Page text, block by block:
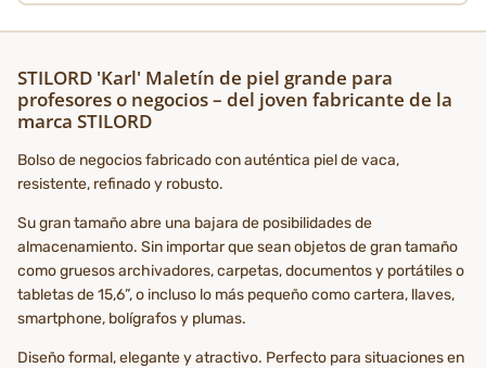
STILORD 'Karl' Maletín de piel grande para
profesores o negocios – del joven fabricante de la
marca STILORD
Bolso de negocios fabricado con auténtica piel de vaca,
resistente, refinado y robusto.
Su gran tamaño abre una bajara de posibilidades de
almacenamiento. Sin importar que sean objetos de gran tamaño
como gruesos archivadores, carpetas, documentos y portátiles o
tabletas de 15,6”, o incluso lo más pequeño como cartera, llaves,
smartphone, bolígrafos y plumas.
Diseño formal, elegante y atractivo. Perfecto para situaciones en